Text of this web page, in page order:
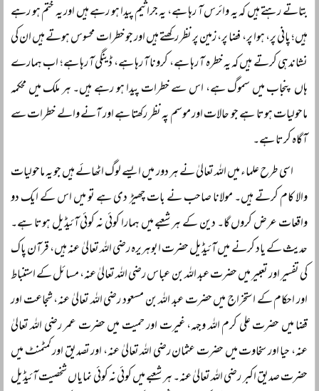
بتاتے رہتے ہیں کہ یہ وائرس آ رہا ہے، یہ جراثیم پیدا ہو رہے ہیں اور یہ ختم ہو رہے
ہیں؛ پانی پر، ہوا پر، فضا پر، زمین پر نظر رکھتے ہیں اور جو خطرات محسوس ہوتے ہیں ان کی
نشاندہی کرتے ہیں کہ یہ خطرہ آ رہا ہے، کرونا آ رہا ہے، ڈینگی آ رہا ہے؛ اب ہمارے
ہاں پنجاب میں سموگ ہے، اس سے خطرات پیدا ہو رہے ہیں۔ ہر ملک میں محکمہ
ماحولیات ہوتا ہے جو حالات اور موسم پہ نظر رکھتا ہے اور آنے والے خطرات سے
آگاہ کرتا ہے۔
اسی طرح علماء میں اللہ تعالیٰ نے ہر دور میں ایسے لوگ اٹھائے ہیں جو یہ ماحولیات
والا کام کرتے ہیں۔ مولانا صاحب نے بات چھیڑ دی ہے تو میں اس کے ایک دو
واقعات عرض کروں گا۔ دین کے ہر شعبے میں ہمارا کوئی نہ کوئی آئیڈیل ہوتا ہے۔
حدیث کے یاد کرنے میں آئیڈیل حضرت ابوہریرہ رضی اللہ تعالیٰ عنہ ہیں، قرآن پاک
کی تفسیر اور تعبیر میں حضرت عبد اللہ بن عباس رضی اللہ تعالیٰ عنہ، مسائل کے استنباط
اور احکام کے استخراج میں حضرت عبد اللہ بن مسعود رضی اللہ تعالیٰ عنہ، شجاعت اور
قضا میں حضرت علی کرم اللہ وجہہ، غیرت اور حمیت میں حضرت عمر رضی اللہ تعالیٰ
عنہ، حیا اور سخاوت میں حضرت عثمان رضی اللہ تعالیٰ عنہ، اور تصدیق اور کمٹمنٹ میں
حضرت صدیق اکبر رضی اللہ تعالیٰ عنہ۔ ہر شعبے میں کوئی نہ کوئی نمایاں شخصیت آئیڈیل